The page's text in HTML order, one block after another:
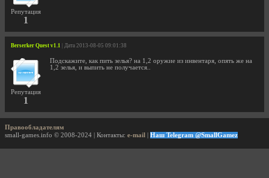
Репутация
1
Berserker Quest v1.1 | Дата 2013-08-05 09:01:38
Репутация
1
Подскажите, как пить зелья? на 1,2 оружие из инвентаря, опять же на
1,2 зелья, и выпить не получается..
Правообладателям
small-games.info © 2008-2024 | Контакты: e-mail Наш Telegram @SmallGamez